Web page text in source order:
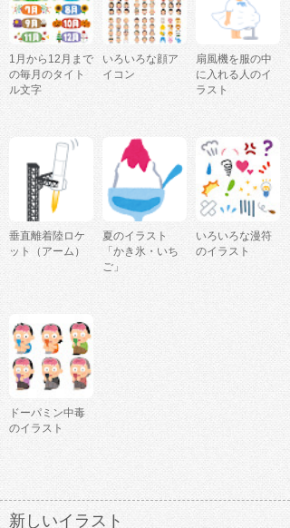
1月から12月まで
の毎月のタイト
ル文字
いろいろな顔ア
イコン
扇風機を服の中
に入れる人のイ
ラスト
垂直離着陸ロケ
ット（アーム）
夏のイラスト
「かき氷・いち
ご」
いろいろな漫符
のイラスト
ドーパミン中毒
のイラスト
新しいイラスト